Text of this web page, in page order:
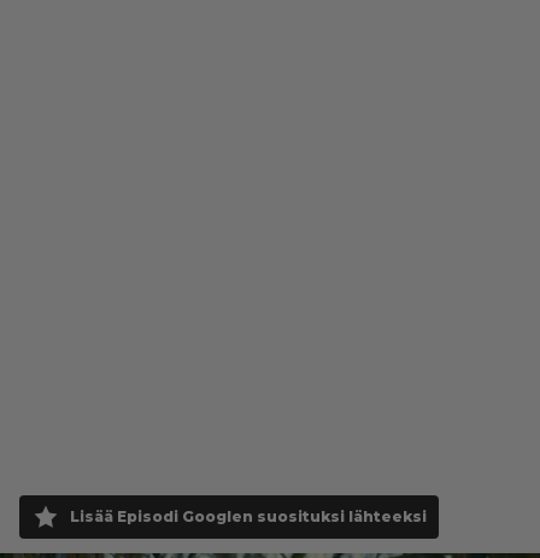
Lisää Episodi Googlen suosituksi lähteeksi